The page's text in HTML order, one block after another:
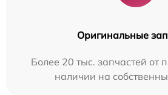
Оригинальные
Более 20 тыс. запчастей от
наличии на